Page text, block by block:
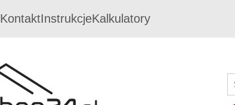
KontaktInstrukcjeKalkulatory